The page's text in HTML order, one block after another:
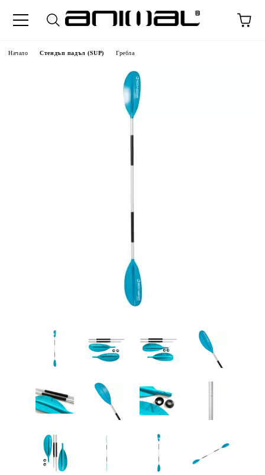
Начало Стендъп падъл (SUP) Гребла